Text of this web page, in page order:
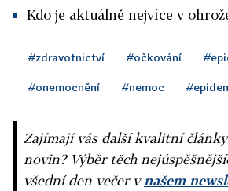
Kdo je aktuálně nejvíce v
#zdravotnictví #očkování
#onemocnění #nemoc
Zajímají vás další kvalitní
novin? Výběr těch
všední den večer vnašem